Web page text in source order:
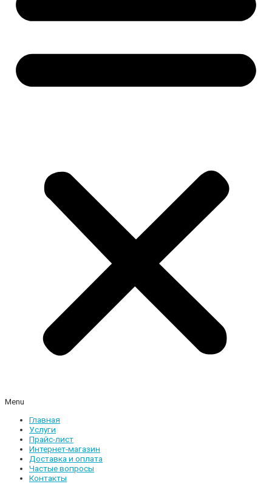
Menu
Главная
Услуги
Прайс-лист
Интернет-магазин
Доставка и оплата
Частые вопросы
Контакты